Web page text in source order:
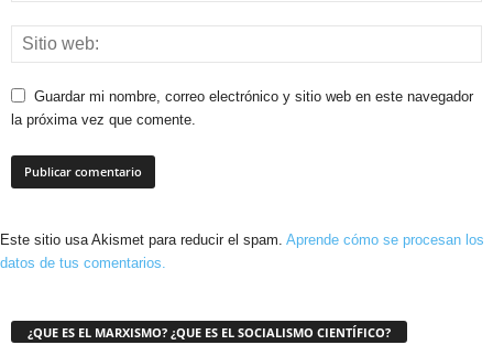
Guardar mi nombre, correo electrónico y sitio web en este navegador
la próxima vez que comente.
Este sitio usa Akismet para reducir el spam. Aprende cómo se procesan los
datos de tus comentarios.
¿QUE ES EL MARXISMO? ¿QUE ES EL SOCIALISMO CIENTÍFICO?